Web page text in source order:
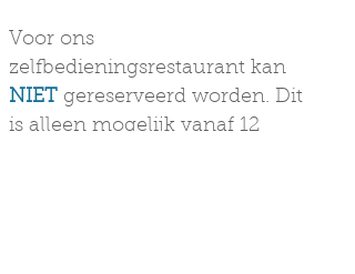
Voor ons
zelfbedieningsrestaurant kan
NIET gereserveerd worden. Dit
is alleen mogelijk vanaf 12